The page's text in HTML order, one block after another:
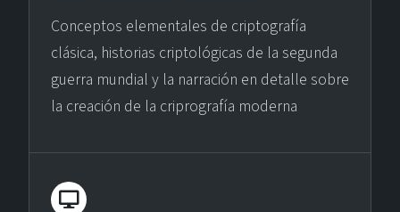
Conceptos elementales de criptografía
clásica, historias criptológicas de la segunda
guerra mundial y la narración en detalle sobre
la creación de la criprografía moderna